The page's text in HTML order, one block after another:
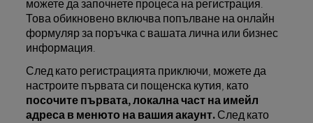
можете да започнете процеса на регистрация.
Това обикновено включва попълване на онлайн
формуляр за поръчка с вашата лична или бизнес
информация.
След като регистрацията приключи, можете да
настроите първата си пощенска кутия, като
посочите първата, локална част на имейл
адреса в менюто на вашия акаунт.След като